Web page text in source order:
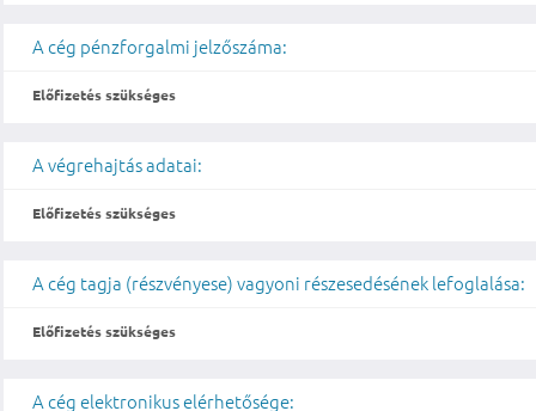
A cég pénzforgalmi jelzőszáma:
Előfizetés szükséges
A végrehajtás adatai:
Előfizetés szükséges
A cég tagja (részvényese) vagyoni részesedésének lefoglalása:
Előfizetés szükséges
A cég elektronikus elérhetősége: